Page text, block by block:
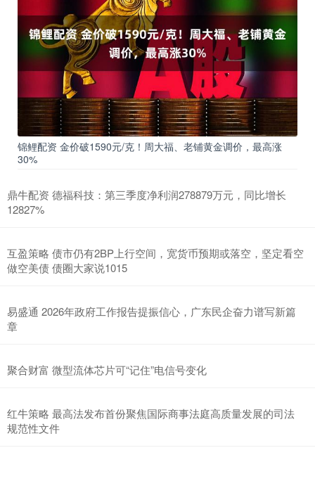
锦鲤配资 金价破1590元/克！周大福、老铺黄金调价，最高涨
30%
鼎牛配资 德福科技：第三季度净利润278879万元，同比增长
12827%
互盈策略 债市仍有2BP上行空间，宽货币预期或落空，坚定看空
做空美债 债圈大家说1015
易盛通 2026年政府工作报告提振信心，广东民企奋力谱写新篇
章
聚合财富 微型流体芯片可“记住”电信号变化
红牛策略 最高法发布首份聚焦国际商事法庭高质量发展的司法
规范性文件